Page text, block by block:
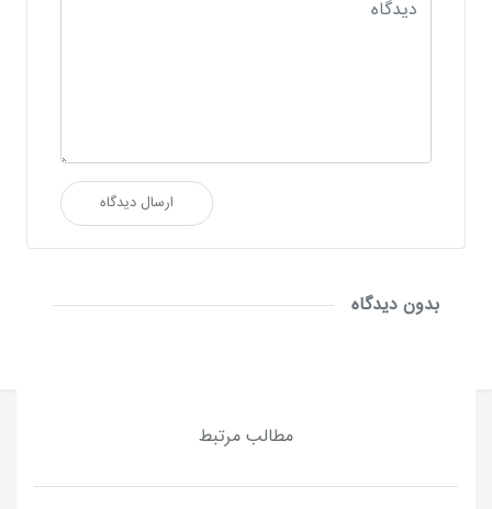
ارسال دیدگاه
بدون دیدگاه
مطالب مرتبط